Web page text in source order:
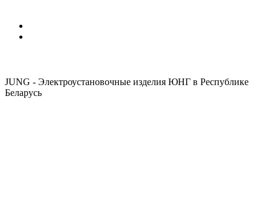
JUNG - Электроустановочные изделия ЮНГ в Республике
Беларусь